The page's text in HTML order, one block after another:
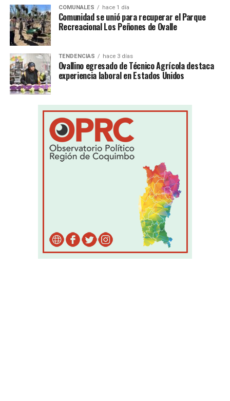
COMUNALES hace 1 día
Comunidad se unió para recuperar el Parque
Recreacional Los Peñones de Ovalle
TENDENCIAS hace 3 días
Ovallino egresado de Técnico Agrícola destaca
experiencia laboral en Estados Unidos